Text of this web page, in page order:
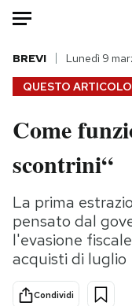
HOME
Italia
Politica
Tecnologia
Internet
Scienza
Cultura
Economia
QUESTO
BREVI Lunedì 9
Come
scontrini“
La prima
pensato dal
l'evasione
acquisti di luglio
Condividi